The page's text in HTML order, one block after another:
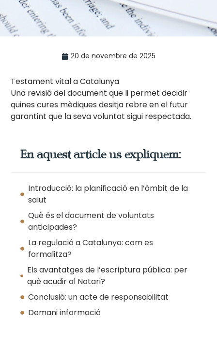
20 de novembre de 2025
Testament vital a Catalunya
Una revisió del document que li permet decidir
quines cures mèdiques desitja rebre en el futur
garantint que la seva voluntat sigui respectada.
En aquest article us expliquem:
Introducció: la planificació en l’àmbit de la
salut
Què és el document de voluntats
anticipades?
La regulació a Catalunya: com es
formalitza?
Els avantatges de l’escriptura pública: per
què acudir al Notari?
Conclusió: un acte de responsabilitat
Demani informació